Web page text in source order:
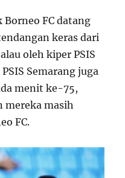
Borneo FC datang
keras dari
oleh kiper PSIS
Semarang juga
menit ke-75,
mereka masih
FC.